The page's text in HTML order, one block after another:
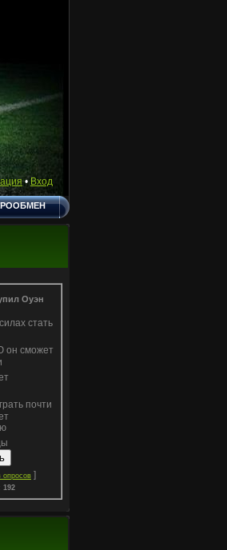
• Вход
Оуэн
стать
он сможет
почти
опросов ]
192